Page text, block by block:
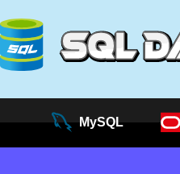
MySQL